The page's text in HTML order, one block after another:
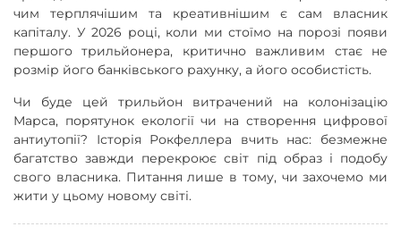
чим терплячішим та креативнішим є сам власник
капіталу. У 2026 році, коли ми стоїмо на порозі появи
першого трильйонера, критично важливим стає не
розмір його банківського рахунку, а його особистість.
Чи буде цей трильйон витрачений на колонізацію
Марса, порятунок екології чи на створення цифрової
антиутопії? Історія Рокфеллера вчить нас: безмежне
багатство завжди перекроює світ під образ і подобу
свого власника. Питання лише в тому, чи захочемо ми
жити у цьому новому світі.